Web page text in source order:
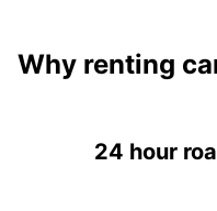
Why renting
24 hour